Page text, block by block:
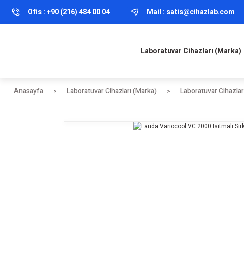
Ofis :+90 (216) 484 00 04 Mail : satis@cihazlab.com
Laboratuvar Cihazları (Marka)
Anasayfa Laboratuvar Cihazları (Marka) Laboratuvar